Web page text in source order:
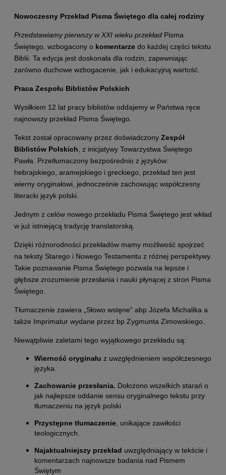
Nowoczesny Przekład Pisma Świętego dla całej rodziny
Przedstawiamy pierwszy w XXI wieku przekład Pisma
Świętego, wzbogacony o komentarze do każdej części tekstu
Biblii. Ta edycja jest doskonała dla rodzin, zapewniając
zarówno duchowe wzbogacenie, jak i edukacyjną wartość.
Praca Zespołu Biblistów Polskich
Wysiłkiem 12 lat pracy biblistów oddajemy w Państwa ręce
najnowszy przekład Pisma Świętego.
Tekst został opracowany przez doświadczony Zespół
Biblistów Polskich , z inicjatywy Towarzystwa Świętego
Pawła. Przetłumaczony bezpośrednio z języków:
hebrajskiego, aramejskiego i greckiego, przekład ten jest
wierny oryginałowi, jednocześnie zachowując współczesny
literacki język polski.
Jednym z celów nowego przekładu Pisma Świętego jest wkład
w już istniejącą tradycję translatorską.
Dzięki różnorodności przekładów mamy możliwość spojrzeć
na teksty Starego i Nowego Testamentu z różnej perspektywy.
Takie poznawanie Pisma Świętego pozwala na lepsze i
głębsze zrozumienie przesłania i nauki płynącej z stron Pisma
Świętego.
Tłumaczenie zawiera „Słowo wstęne” abp Józefa Michalika a
także Imprimatur wydane przez bp Zygmunta Zimowskiego.
Niewątpliwie zaletami tego wyjątkowego przekładu są:
Wierność oryginału z uwzględnieniem współczesnego
języka.
Zachowanie przesłania. Dołożono wszelkich starań o
jak najlepsze oddanie sensu oryginalnego tekstu przy
tłumaczeniu na język polski
Przystępne tłumaczenie , unikające zawiłości
teologicznych.
Najaktualniejszy przekład uwzględniający w tekście i
komentarzach najnowsze badania nad Pismem
Świętym